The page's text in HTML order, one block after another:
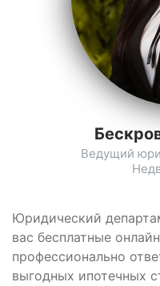
Юридический
вас бесплатные
профессионально
выгодных ипотечных
Ведущий